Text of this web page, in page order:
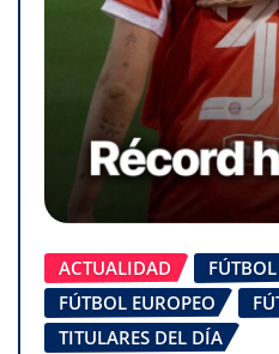
ACTUALIDAD
FÚTBOL
FÚTBOL EUROPEO
TITULARES DEL DÍA